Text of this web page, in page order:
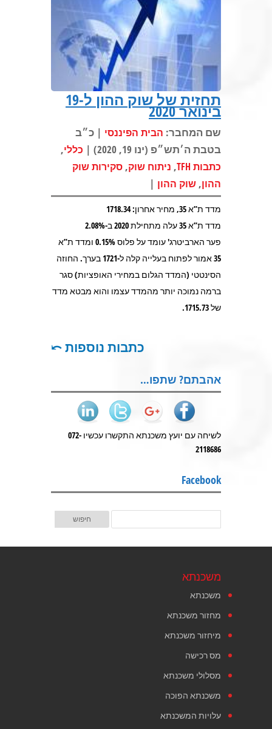
תחזית של שוק ההון ל-19
בינואר 2020
שם המחבר: הבית הפיננסי | כ״ב
בטבת ה׳תש״פ (ינו 19, 2020) |
כללי,
כתבות TFH , ניתוח שוק, סקירות שוק
ההון, שוק ההון |
מדד ת”א 35, מחיר אחרון: 1718.34
מדד ת”א 35 עלה מתחילת 2020 ב-2.08%
פער הארביטרג' עומד על פלוס 0.15% ומדד ת”א
35 אמור לפתוח בעלייה קלה ל-1721 בערך. החוזה
הסינטטי (המדד הגלום במחירי האופציות) סגר
ברמה נמוכה יותר מהמדד עצמו והוא מבטא מדד
של 1715.73.
כתבות נוספות ⤺
אהבתם? שתפו…
לשיחה עם יועץ משכנתא התקשרו עכשיו 072-
2118686
Facebook
משכנתא
משכנתא
מחזור משכנתא
מיחזור משכנתא
מס רכישה
מסלולי משכנתא
משכנתא הפוכה
עלויות המשכנתא